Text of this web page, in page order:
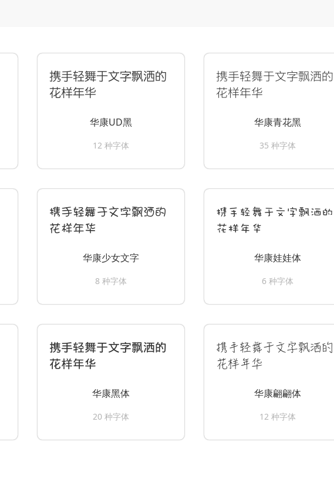
携手轻舞于文字飘洒的
花样年华
华康UD黑
12 种字体
携手轻舞于文字飘洒的
花样年华
华康青花黑
35 种字体
携手轻舞于文字飘洒的
花样年华
华康少女文字
8 种字体
携手轻舞于文字飘洒的
花样年华
华康娃娃体
6 种字体
携手轻舞于文字飘洒的
花样年华
华康黑体
20 种字体
携手轻舞于文字飘洒的
花样年华
华康翩翩体
12 种字体